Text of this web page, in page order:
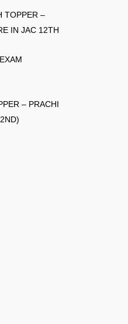
TOPPER –
IN JAC 12TH
– PRACHI